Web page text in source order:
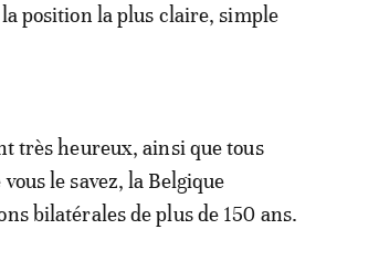
la position la plus claire, simple
très heureux, ainsi que tous
le savez, la Belgique
bilatérales de plus de 150 ans.